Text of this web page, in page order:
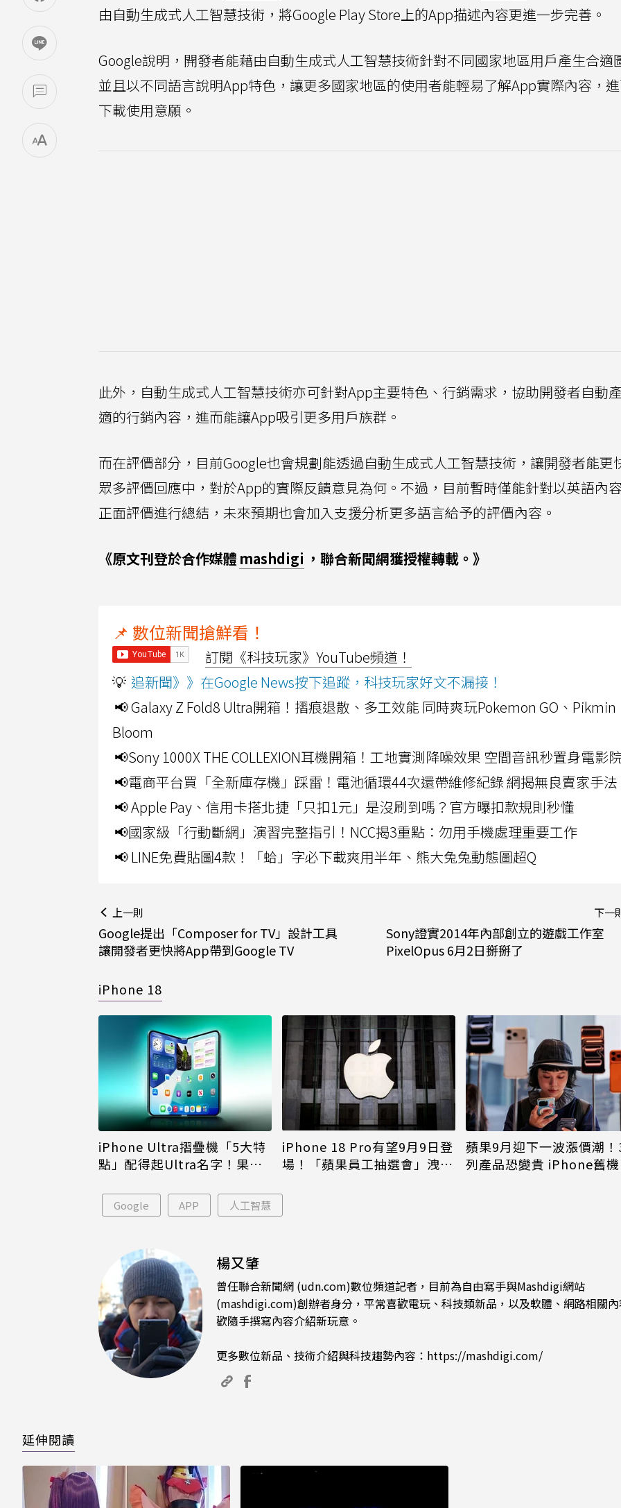
由自動生成式人工智慧技術，將Google Play Store上的App描述內容更進一步完善。
Google說明，開發者能藉由自動生成式人工智慧技術針對不同國家地區用戶產生合適
並且以不同語言說明App特色，讓更多國家地區的使用者能輕易了解App實際內容，
下載使用意願。
此外，自動生成式人工智慧技術亦可針對App主要特色、行銷需求，協助開發者自動
適的行銷內容，進而能讓App吸引更多用戶族群。
而在評價部分，目前Google也會規劃能透過自動生成式人工智慧技術，讓開發者能更
眾多評價回應中，對於App的實際反饋意見為何。不過，目前暫時僅能針對以英語內
正面評價進行總結，未來預期也會加入支援分析更多語言給予的評價內容。
《原文刊登於合作媒體 mashdigi ，聯合新聞網獲授權轉載。》
📌 數位新聞搶鮮看！
訂閱《科技玩家》YouTube頻道！
💡 追新聞》》在Google News按下追蹤，科技玩家好文不漏接！
📢 Galaxy Z Fold8 Ultra開箱！摺痕退散、多工效能 同時爽玩Pokemon GO、Pikmin
Bloom
📢Sony 1000X THE COLLEXION耳機開箱！工地實測降噪效果 空間音訊秒置身電影
📢電商平台買「全新庫存機」踩雷！電池循環44次還帶維修紀錄 網揭無良賣家手法
📢 Apple Pay、信用卡搭北捷「只扣1元」是沒刷到嗎？官方曝扣款規則秒懂
📢國家級「行動斷網」演習完整指引！NCC揭3重點：勿用手機處理重要工作
📢 LINE免費貼圖4款！「蛤」字必下載爽用半年、熊大兔兔動態圖超Q
上一則
Google提出「Composer for TV」設計工具
讓開發者更快將App帶到Google TV
下一
Sony證實2014年內部創立的遊戲工作室
PixelOpus 6月2日掰掰了
iPhone 18
iPhone Ultra摺疊機「5大特
點」配得起Ultra名字！果粉
iPhone 18 Pro有望9月9日登
場！「蘋果員工抽選會」洩端
蘋果9月迎下一波漲價潮
列產品恐變貴 iPhone舊
Google APP 人工智慧
楊又肇
曾任聯合新聞網 (udn.com)數位頻道記者，目前為自由寫手與Mashdigi網站
(mashdigi.com)創辦者身分，平常喜歡電玩、科技類新品，以及軟體、網路相關
歡隨手撰寫內容介紹新玩意。
更多數位新品、技術介紹與科技趨勢內容： https://mashdigi.com/
延伸閱讀